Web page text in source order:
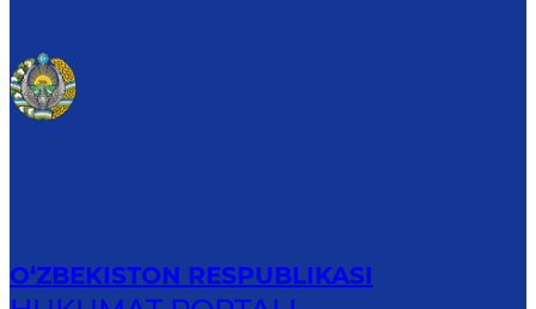
O‘ZBEKISTON RESPUBLIKASI